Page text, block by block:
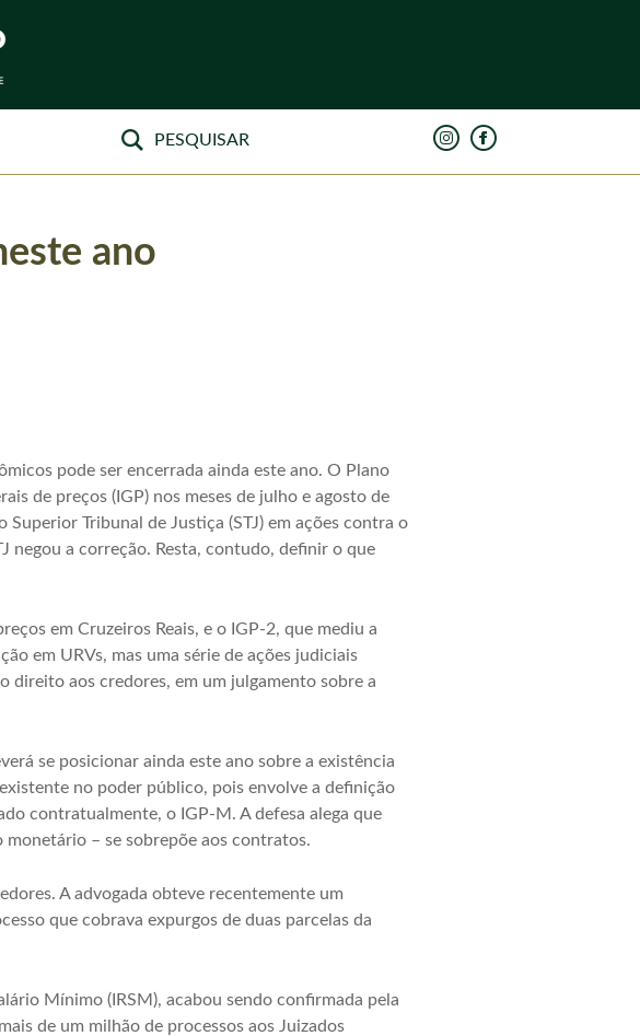
ano
pode ser encerrada ainda este ano. O Plano
de preços (IGP) nos meses de julho e agosto de
Tribunal de Justiça (STJ) em ações contra o
negou a correção. Resta, contudo, definir o que
em Cruzeiros Reais, e o IGP-2, que mediu a
em URVs, mas uma série de ações judiciais
direito aos credores, em um julgamento sobre a
se posicionar ainda este ano sobre a existência
no poder público, pois envolve a definição
contratualmente, o IGP-M. A defesa alega que
– se sobrepõe aos contratos.
A advogada obteve recentemente um
que cobrava expurgos de duas parcelas da
Mínimo (IRSM), acabou sendo confirmada pela
de um milhão de processos aos Juizados